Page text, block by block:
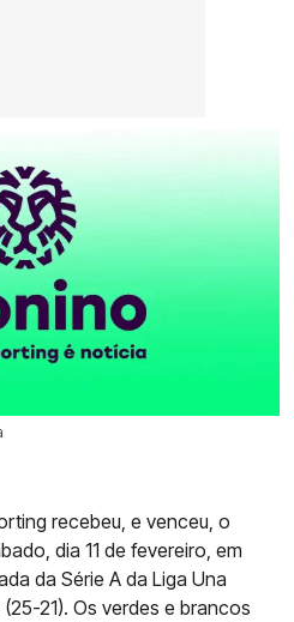
recebeu, e venceu, o
dia 11 de fevereiro, em
da Série A da Liga Una
21). Os verdes e brancos